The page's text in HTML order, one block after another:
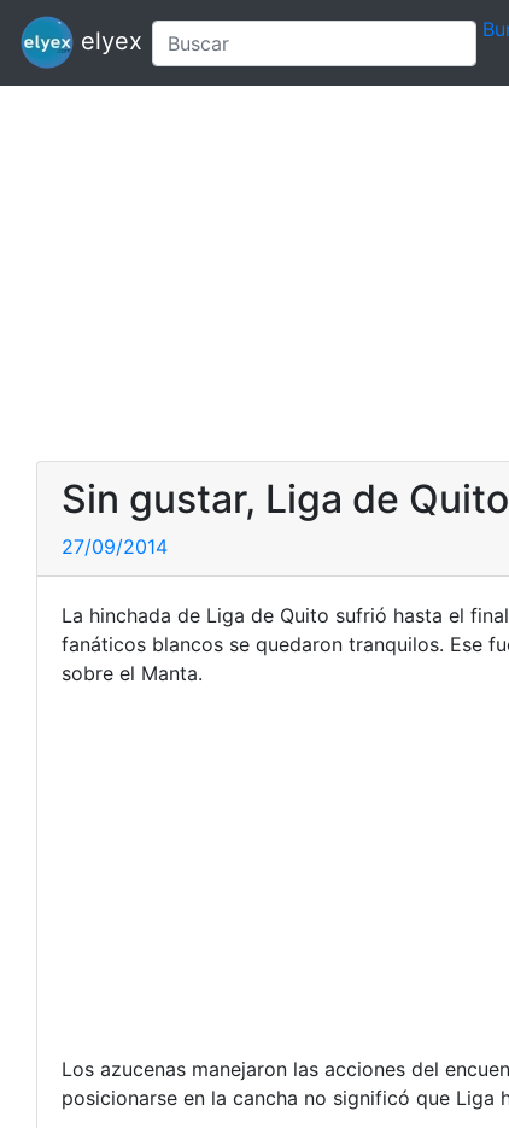
elyex
Sin gustar, Liga de
27/09/2014
La hinchada de Liga de Quito sufrió hasta el
fanáticos blancos se quedaron tranquilos. Ese
sobre el Manta.
Los azucenas manejaron las acciones del
posicionarse en la cancha no significó que